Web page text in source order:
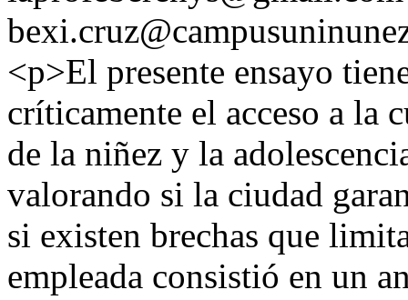
<p>El presente ensayo
críticamente el acceso a la
de la niñez y la
valorando si la ciudad
si existen brechas que
empleada consistió en un